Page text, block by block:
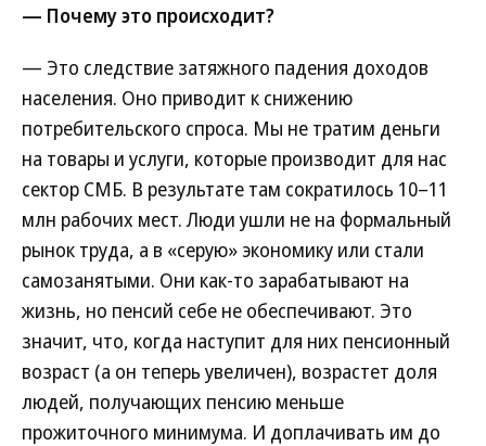
— Почему это происходит?
— Это следствие затяжного падения доходов
населения. Оно приводит к снижению
потребительского спроса. Мы не тратим деньги
на товары и услуги, которые производит для нас
сектор СМБ. В результате там сократилось 10–11
млн рабочих мест. Люди ушли не на формальный
рынок труда, а в «серую» экономику или стали
самозанятыми. Они как-то зарабатывают на
жизнь, но пенсий себе не обеспечивают. Это
значит, что, когда наступит для них пенсионный
возраст (а он теперь увеличен), возрастет доля
людей, получающих пенсию меньше
прожиточного минимума. И доплачивать им до